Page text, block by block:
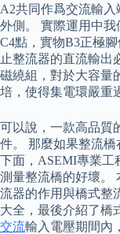
A2共同作爲交流輸
外側。 實際運用中
C4點，實物B3正極
止整流器的直流輸出
磁繞組，對於大容量
培，使得集電環嚴重
可以說，一款高品質
件。 那麼如果整流
下面，ASEMI專業工
測量整流橋的好壞。
流器的作用與橋式整
大全，最後介紹了橋
交流輸入電壓期間內